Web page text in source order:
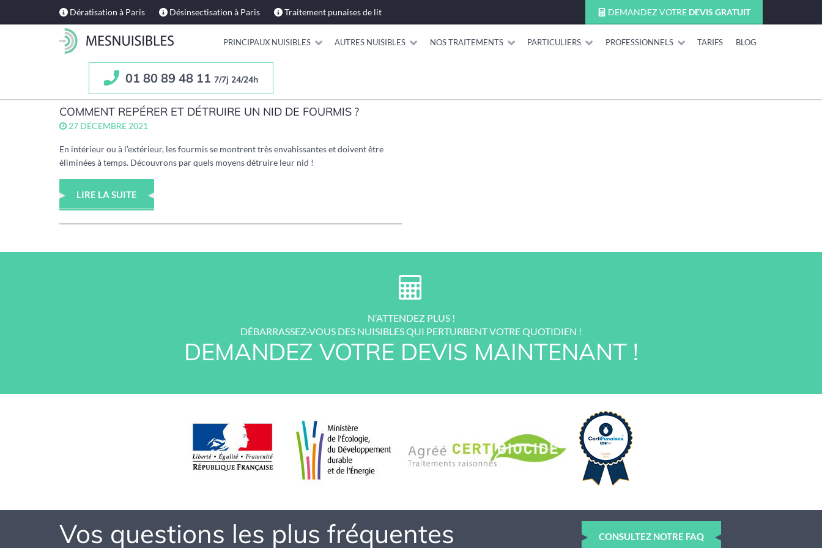
Dératisation à Paris Désinsectisation à Paris Traitement punaises de lit DEMANDEZ VOTRE DEVIS GRATUIT
PRINCIPAUX NUISIBLES AUTRES NUISIBLES NOS TRAITEMENTS PARTICULIERS PROFESSIONNELS TARIFS BLOG
01 80 89 48 11 7/7j 24/24h
COMMENT REPÉRER ET DÉTRUIRE UN NID DE FOURMIS ?
27 DÉCEMBRE 2021
En intérieur ou à l’extérieur, les fourmis se montrent très envahissantes et doivent être
éliminées à temps. Découvrons par quels moyens détruire leur nid !
LIRE LA SUITE
N’ATTENDEZ PLUS !
DÉBARRASSEZ-VOUS DES NUISIBLES QUI PERTURBENT VOTRE QUOTIDIEN !
DEMANDEZ VOTRE DEVIS MAINTENANT !
Vos questions les plus fréquentes CONSULTEZ NOTRE FAQ